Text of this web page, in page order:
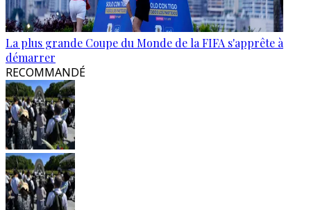
La plus grande Coupe du Monde de la FIFA s'apprête à
démarrer
RECOMMANDÉ